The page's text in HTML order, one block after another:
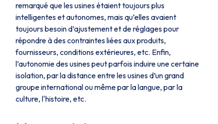
remarqué que les usines étaient toujours plus
intelligentes et autonomes, mais qu’elles avaient
toujours besoin d’ajustement et de réglages pour
répondre à des contraintes liées aux produits,
fournisseurs, conditions extérieures, etc. Enfin,
l’autonomie des usines peut parfois induire une certaine
isolation, par la distance entre les usines d’un grand
groupe international ou même par la langue, par la
culture, l'histoire, etc.